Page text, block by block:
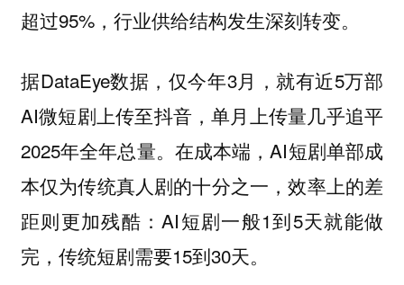
超过95%，行业供给结构发生深刻转变。
据DataEye数据，仅今年3月，就有近5万部
AI微短剧上传至抖音，单月上传量几乎追平
2025年全年总量。在成本端，AI短剧单部成
本仅为传统真人剧的十分之一，效率上的差
距则更加残酷：AI短剧一般1到5天就能做
完，传统短剧需要15到30天。